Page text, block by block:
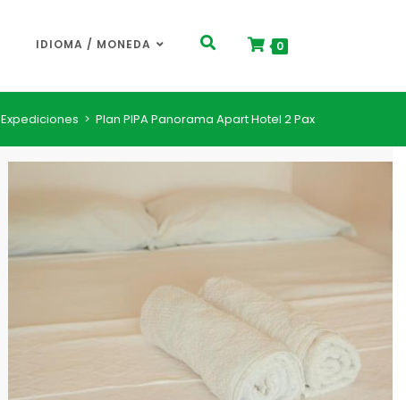
IDIOMA / MONEDA 0
Expediciones > Plan PIPA Panorama Apart Hotel 2 Pax